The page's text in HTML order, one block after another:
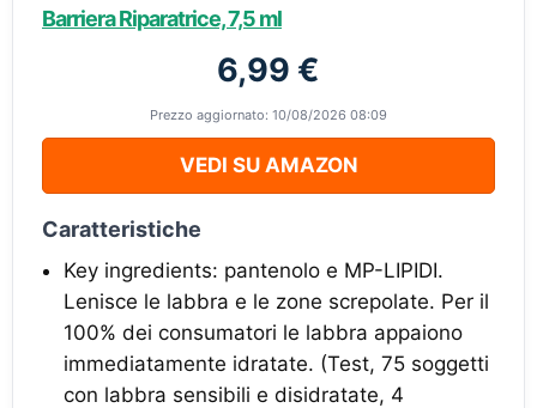
Barriera Riparatrice, 7,5 ml
6,99 €
Prezzo aggiornato: 10/08/2026 08:09
VEDI SU AMAZON
Caratteristiche
Key ingredients: pantenolo e MP-LIPIDI.
Lenisce le labbra e le zone screpolate. Per il
100% dei consumatori le labbra appaiono
immediatamente idratate. (Test, 75 soggetti
con labbra sensibili e disidratate, 4